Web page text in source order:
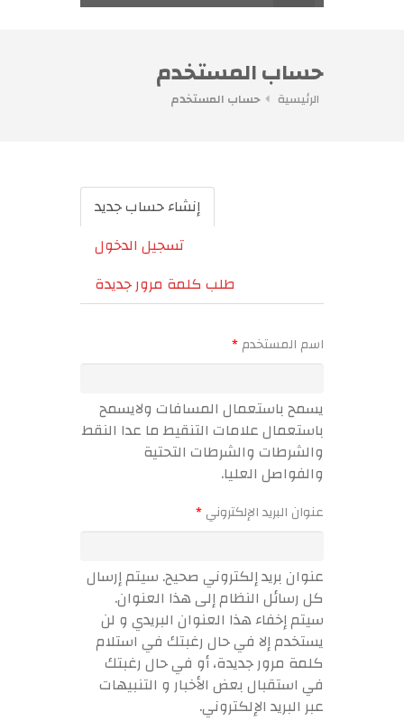
حساب المستخدم
الرئيسية حساب المستخدم
التبويبات الأساسيةإنشاء حساب جديد
التبويب
تسجيل الدخول
طلب كلمة مرور جديدة
‏اسم المستخدم ‏*
يسمح باستعمال المسافات ولايسمح
باستعمال علامات التنقيط ما عدا النقط
والشرطات والشرطات التحتية
والفواصل العليا.
‏عنوان البريد الإلكتروني ‏*
عنوان بريد إلكتروني صحيح. سيتم إرسال
كل رسائل النظام إلى هذا العنوان.
سيتم إخفاء هذا العنوان البريدي و لن
يستخدم إلا في حال رغبتك في استلام
كلمة مرور جديدة، أو في حال رغبتك
في استقبال بعض الأخبار و التنبيهات
عبر البريد الإلكتروني.